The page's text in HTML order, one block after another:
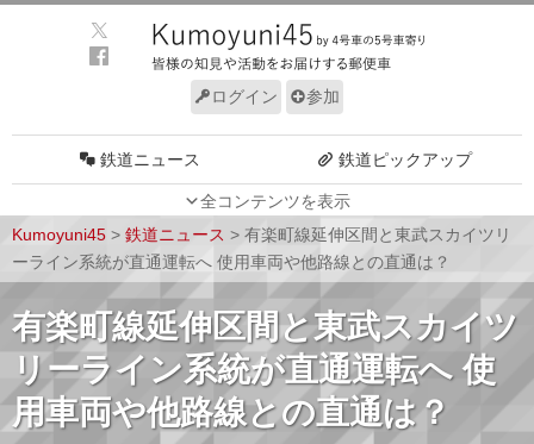
ログイン 参加
全コンテンツを表示
鉄道ニュース 鉄道ピックアップ
車両技術 路線探訪
ルール サイトについて
Kumoyuni45 > 鉄道ニュース > 有楽町線延伸区間と東武スカイツリ
ーライン系統が直通運転へ 使用車両や他路線との直通は？
有楽町線延伸区間と東武スカイツ
リーライン系統が直通運転へ 使
用車両や他路線との直通は？